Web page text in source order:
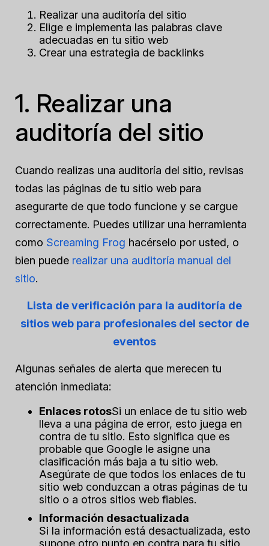
Realizar una auditoría del sitio
Elige e implementa las palabras clave
adecuadas en tu sitio web
Crear una estrategia de backlinks
1. Realizar una
auditoría del sitio
Cuando realizas una auditoría del sitio, revisas
todas las páginas de tu sitio web para
asegurarte de que todo funcione y se cargue
correctamente. Puedes utilizar una herramienta
como Screaming Frog hacérselo por usted, o
bien puede realizar una auditoría manual del
sitio.
Lista de verificación para la auditoría de
sitios web para profesionales del sector de
eventos
Algunas señales de alerta que merecen tu
atención inmediata:
Enlaces rotosSi un enlace de tu sitio web
lleva a una página de error, esto juega en
contra de tu sitio. Esto significa que es
probable que Google le asigne una
clasificación más baja a tu sitio web.
Asegúrate de que todos los enlaces de tu
sitio web conduzcan a otras páginas de tu
sitio o a otros sitios web fiables.
Información desactualizada
Si la información está desactualizada, esto
supone otro punto en contra para tu sitio